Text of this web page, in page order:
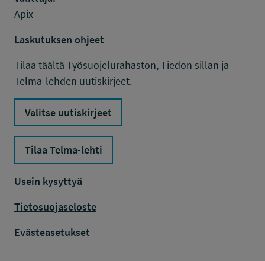
Apix
Laskutuksen ohjeet
Tilaa täältä Työsuojelurahaston, Tiedon sillan ja
Telma-lehden uutiskirjeet.
Valitse uutiskirjeet
Tilaa Telma-lehti
Usein kysyttyä
Tietosuojaseloste
Evästeasetukset